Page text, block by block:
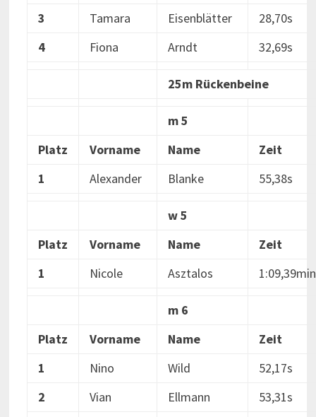
3 Tamara Eisenblätter
28,70s
4
Fiona Arndt 32,69s
25m Rückenbeine
m 5
Platz
Vorname Name
Zeit
1
Alexander Blanke 55,38s
w 5
Platz
Vorname Name
Zeit
1
Nicole Asztalos 1:09,39min
m 6
Platz
Vorname Name
Zeit
1
Nino Wild
52,17s
2
Vian Ellmann
53,31s